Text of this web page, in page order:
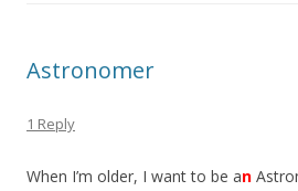
Astronomer
1 Reply
When I’m older, I want to be an